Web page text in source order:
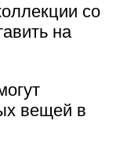
со
на
вещей в